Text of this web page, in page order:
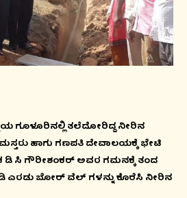
ಗೂಳೂರಿನಲ್ಲಿ ತಲೆದೋರಿದ್ದ ನೀರಿನ
ಹಾಗು ಗಣಪತಿ ದೇವಾಲಯಕ್ಕೆ ಭೇಟಿ
ಡಿ ಸಿ ಗೌರೀಶಂಕರ್ ಅವರ ಗಮನಕ್ಕೆ ತಂದ
ಎರಡು ಬೋರ್ ವೆಲ್ ಗಳನ್ನು ಕೊರೆಸಿ ನೀರಿನ